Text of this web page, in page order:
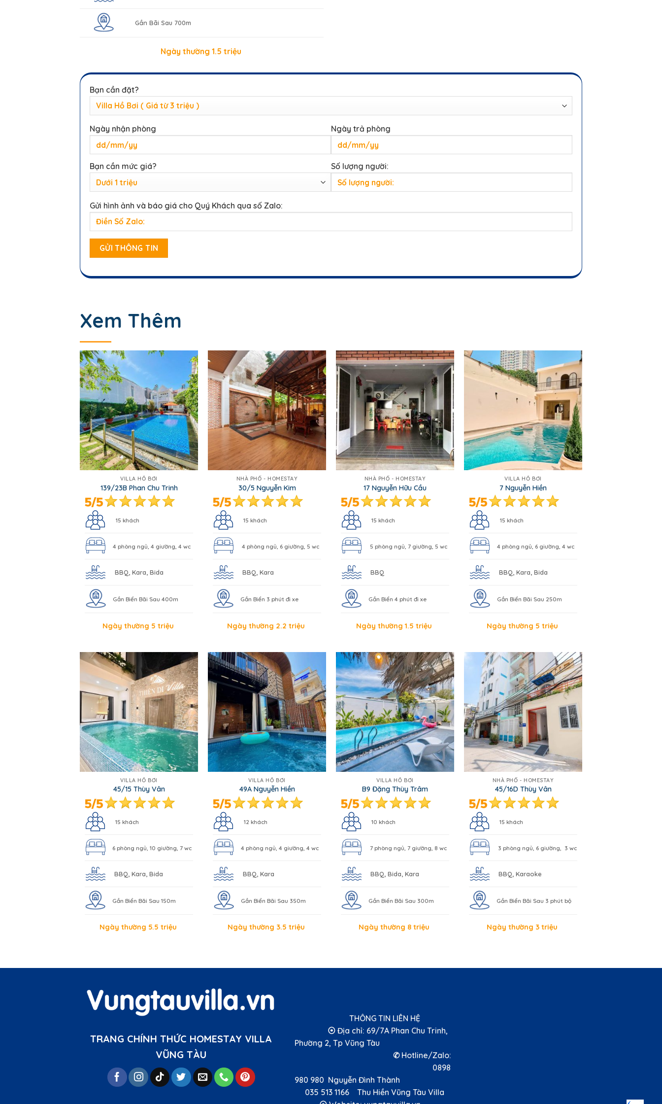
Gần Bãi Sau 700m
Ngày thường 1.5 triệu
Bạn cần đặt?
Ngày nhận phòng Ngày trả phòng
Bạn cần mức giá? Số lượng người:
Gửi hình ảnh và báo giá cho Quý Khách qua số Zalo:
Xem Thêm
VILLA HỒ BƠI
139/23B Phan Chu Trinh
15 khách
4 phòng ngủ, 4 giường, 4 wc
BBQ, Kara, Bida
Gần Biển Bãi Sau 400m
Ngày thường 5 triệu
NHÀ PHỐ - HOMESTAY
30/5 Nguyễn Kim
15 khách
4 phòng ngủ, 6 giường, 5 wc
BBQ, Kara
Gần Biển 3 phút đi xe
Ngày thường 2.2 triệu
NHÀ PHỐ - HOMESTAY
17 Nguyễn Hữu Cầu
15 khách
5 phòng ngủ, 7 giường, 5 wc
BBQ
Gần Biển 4 phút đi xe
Ngày thường 1.5 triệu
VILLA HỒ BƠI
7 Nguyễn Hiền
15 khách
4 phòng ngủ, 6 giường, 4 wc
BBQ, Kara, Bida
Gần Biển Bãi Sau 250m
Ngày thường 5 triệu
VILLA HỒ BƠI
45/15 Thùy Vân
15 khách
6 phòng ngủ, 10 giường, 7 wc
BBQ, Kara, Bida
Gần Biển Bãi Sau 150m
Ngày thường 5.5 triệu
VILLA HỒ BƠI
49A Nguyễn Hiền
12 khách
4 phòng ngủ, 4 giường, 4 wc
BBQ, Kara
Gần Biển Bãi Sau 350m
Ngày thường 3.5 triệu
VILLA HỒ BƠI
B9 Đặng Thùy Trâm
10 khách
7 phòng ngủ, 7 giường, 8 wc
BBQ, Bida, Kara
Gần Biển Bãi Sau 300m
Ngày thường 8 triệu
NHÀ PHỐ - HOMESTAY
45/16D Thùy Vân
15 khách
3 phòng ngủ, 6 giường, 3 wc
BBQ, Karaoke
Gần Biển Bãi Sau 3 phút bộ
Ngày thường 3 triệu
TRANG CHÍNH THỨC HOMESTAY VILLA
VŨNG TÀU
THÔNG TIN LIÊN HỆ
⦿ Địa chỉ: 69/7A Phan Chu Trinh,
Phường 2, Tp Vũng Tàu
✆ Hotline/Zalo:
0898
980 980 Nguyễn Đình Thành
035 513 1166 Thu Hiền Vũng Tàu Villa